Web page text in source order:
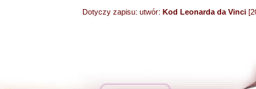
Dotyczy zapisu: utwór: Kod Leonarda da Vinci